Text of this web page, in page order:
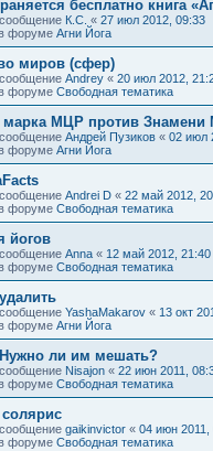
бесплатно книга
К.С. « 27 июл 2012, 09:33
форуме Агни Йога
миров (сфер)
Andrey « 20 июл 2012,
форуме Свободная тематика
марка МЦР против Знамени
Андрей Пузиков « 02 июл
форуме Агни Йога
Andrei D « 22 май 2012,
форуме Свободная тематика
йогов
Anna « 12 май 2012, 21:40
форуме Свободная тематика
YashaMakarov « 13 окт
форуме Агни Йога
ли им мешать?
Nisajon « 22 июн 2011,
форуме Свободная тематика
gaikinvictor « 04 июн 2011,
форуме Свободная тематика